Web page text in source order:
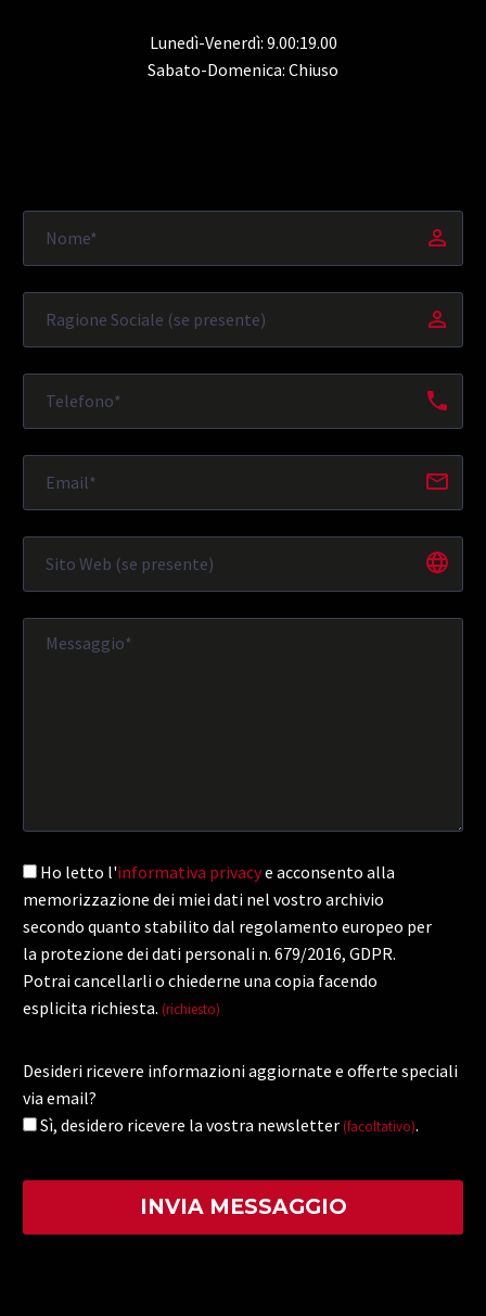
Lunedì-Venerdì: 9.00:19.00
Sabato-Domenica: Chiuso
Ho letto l'informativa privacye acconsento alla
memorizzazione dei miei dati nel vostro archivio
secondo quanto stabilito dal regolamento europeo per
la protezione dei dati personali n. 679/2016, GDPR.
Potrai cancellarli o chiederne una copia facendo
esplicita richiesta. (richiesto)
Desideri ricevere informazioni aggiornate e offerte speciali
via email?
Sì, desidero ricevere la vostra newsletter (facoltativo).